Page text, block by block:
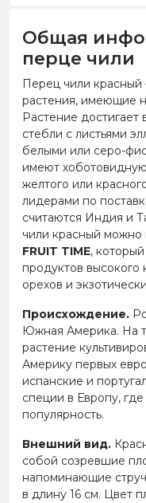
Общая
перце чили
Перец чили красный
растения, имеющие
Растение достигает
стебли с листьями
белыми или серо-
имеют
желтого или
лидерами по
считаются Индия и
чили красный можно
FRUIT TIME,
продуктов высокого
орехов и
Происхождение.
Южная Америка. На
растение
Америку первых
испанские и
специи в Европу,
популярность.
Внешний вид.
собой созревшие
напоминающие
в длину 16 см. Цвет